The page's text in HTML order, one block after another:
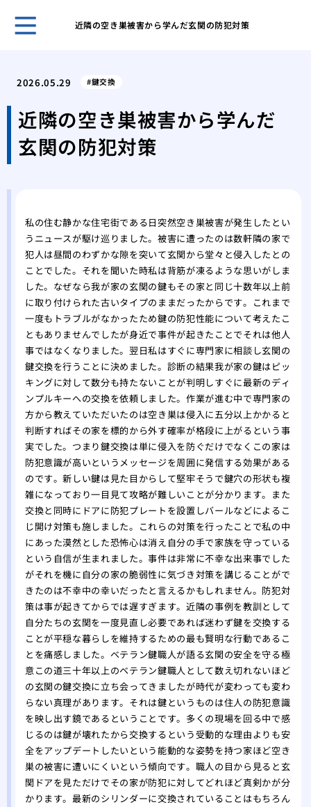
近隣の空き巣被害から学んだ玄関の防犯対策
も
ィ
イ
は
説
針
ト
当か
ど
専
2026.05.29 鍵交換
近隣の空き巣被害から学んだ
玄関の防犯対策
私の住む静かな住宅街である日突然空き巣被害が発生したとい
うニュースが駆け巡りました。被害に遭ったのは数軒隣の家で
犯人は昼間のわずかな隙を突いて玄関から堂々と侵入したとの
ことでした。それを聞いた時私は背筋が凍るような思いがしま
した。なぜなら我が家の玄関の鍵もその家と同じ十数年以上前
に取り付けられた古いタイプのままだったからです。これまで
一度もトラブルがなかったため鍵の防犯性能について考えたこ
ともありませんでしたが身近で事件が起きたことでそれは他人
事ではなくなりました。翌日私はすぐに専門家に相談し玄関の
鍵交換を行うことに決めました。診断の結果我が家の鍵はピッ
キングに対して数分も持たないことが判明しすぐに最新のディ
ンプルキーへの交換を依頼しました。作業が進む中で専門家の
方から教えていただいたのは空き巣は侵入に五分以上かかると
判断すればその家を標的から外す確率が格段に上がるという事
実でした。つまり鍵交換は単に侵入を防ぐだけでなくこの家は
防犯意識が高いというメッセージを周囲に発信する効果がある
のです。新しい鍵は見た目からして堅牢そうで鍵穴の形状も複
雑になっており一目見て攻略が難しいことが分かります。また
交換と同時にドアに防犯プレートを設置しバールなどによるこ
じ開け対策も施しました。これらの対策を行ったことで私の中
にあった漠然とした恐怖心は消え自分の手で家族を守っている
という自信が生まれました。事件は非常に不幸な出来事でした
がそれを機に自分の家の脆弱性に気づき対策を講じることがで
きたのは不幸中の幸いだったと言えるかもしれません。防犯対
策は事が起きてからでは遅すぎます。近隣の事例を教訓として
自分たちの玄関を一度見直し必要であれば迷わず鍵を交換する
ことが平穏な暮らしを維持するための最も賢明な行動であるこ
とを痛感しました。ベテラン鍵職人が語る玄関の安全を守る極
意この道三十年以上のベテラン鍵職人として数え切れないほど
の玄関の鍵交換に立ち会ってきましたが時代が変わっても変わ
らない真理があります。それは鍵というものは住人の防犯意識
を映し出す鏡であるということです。多くの現場を回る中で感
じるのは鍵が壊れたから交換するという受動的な理由よりも安
全をアップデートしたいという能動的な姿勢を持つ家ほど空き
巣の被害に遭いにくいという傾向です。職人の目から見ると玄
関ドアを見ただけでその家が防犯に対してどれほど真剣かが分
かります。最新のシリンダーに交換されていることはもちろん